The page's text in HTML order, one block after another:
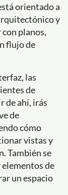
orientado a
y
planos,
flujo de
las
de
de ahí, irás
de
cómo
vistas y
También se
de
un espacio